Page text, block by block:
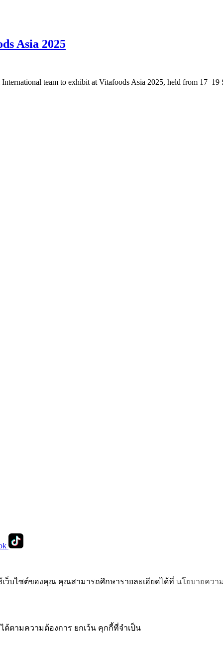
Asia 2025
team to exhibit at Vitafoods Asia 2025, held from
ว็บไซต์ของคุณ คุณสามารถศึกษารายละเอียดได้ที่ นโยบายควา
ตามความต้องการ ยกเว้น คุกกี้ที่จำเป็น